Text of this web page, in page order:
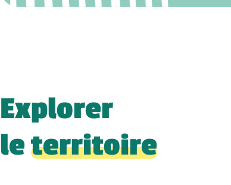
Explorer
leterritoire